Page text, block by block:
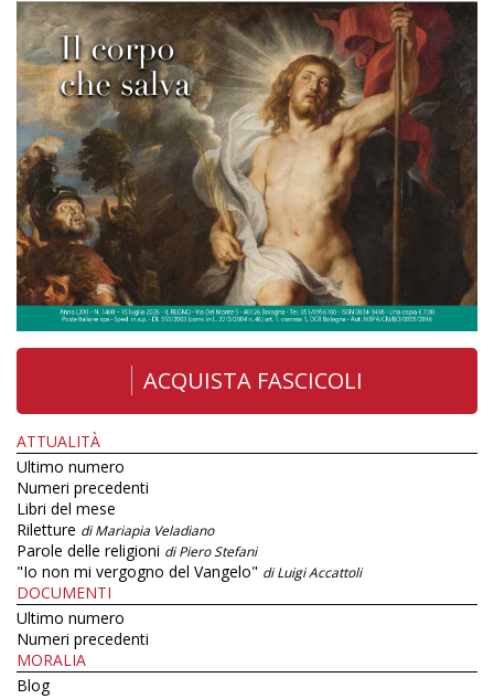
ACQUISTA FASCICOLI
ATTUALITÀ
Ultimo numero
Numeri precedenti
Libri del mese
Riletture di Mariapia Veladiano
Parole delle religioni di Piero Stefani
"Io non mi vergogno del Vangelo" di Luigi Accattoli
DOCUMENTI
Ultimo numero
Numeri precedenti
MORALIA
Blog